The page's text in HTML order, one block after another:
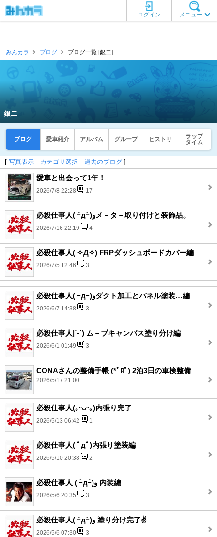
メニュー
ログイン
みんカラ ブログ ブログ一覧 [銀二]
銀二
ブログ 愛車紹介 アルバム グループ ヒストリ
ラップ
タイム
[ 写真表示 ｜ カテゴリ選択 ｜ 過去のブログ ]
愛車と出会って1年！
2026/7/8 22:28 17
必殺仕事人( ｰ̀дｰ́)وメ－タ－取り付けと装飾品。
2026/7/16 22:19 4
必殺仕事人( ✧Д✧) FRPダッシュボードカバー編
2026/7/5 12:46 3
必殺仕事人( ｰ̀дｰ́)وダクト加工とパネル塗装…編
2026/6/7 14:38 3
必殺仕事人|´-`) ム－ブキャンバス塗り分け編
2026/6/1 01:49 3
CONAさんの整備手帳 (*ﾟﾛﾟ) 2泊3日の車検整備
2026/5/17 21:00
必殺仕事人(｡ᵕᴗᵕ｡)内張り完了
2026/5/13 06:42 1
必殺仕事人( ﾟдﾟ)内張り塗装編
2026/5/10 20:38 2
必殺仕事人 ( ｰ̀дｰ́)و 内装編
2026/5/6 20:35 3
必殺仕事人( ｰ̀дｰ́)و 塗り分け完了✌️
2026/5/6 07:30 3